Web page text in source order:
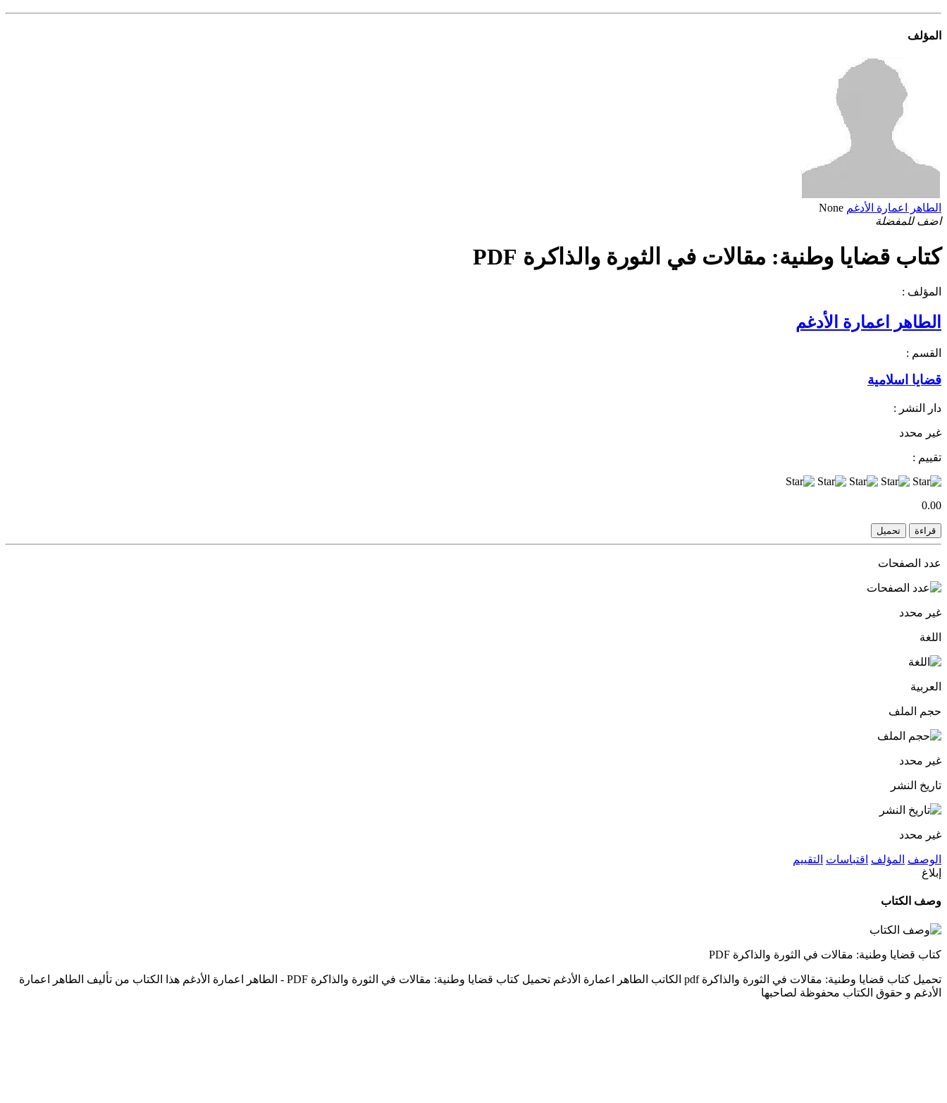
المؤلف
الطاهر اعمارة الأدغم None
اضف للمفضلة
كتاب قضايا وطنية: مقالات في الثورة والذاكرة PDF
المؤلف :
الطاهر اعمارة الأدغم
القسم :
قضايا اسلامية
دار النشر :
غير محدد
تقييم :
0.00
قراءة تحميل
عدد الصفحات
غير محدد
اللغة
العربية
حجم الملف
غير محدد
تاريخ النشر
غير محدد
الوصف المؤلف اقتباسات التقييم
إبلاغ
وصف الكتاب
كتاب قضايا وطنية: مقالات في الثورة والذاكرة PDF
تحميل كتاب قضايا وطنية: مقالات في الثورة والذاكرة pdf الكاتب الطاهر اعمارة الأدغم تحميل كتاب قضايا وطنية: مقالات في الثورة والذاكرة PDF - الطاهر اعمارة الأدغم هذا الكتاب من تأليف الطاهر اعمارة
الأدغم و حقوق الكتاب محفوظة لصاحبها